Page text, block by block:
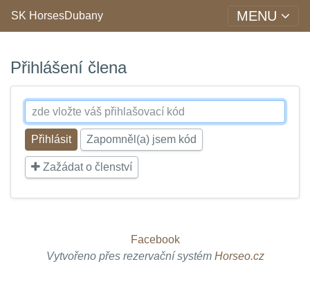
SK HorsesDubany MENU
Přihlášení člena
Zapomněl(a) jsem kód
Zažádat o členství
Facebook
Vytvořeno přes rezervační systém Horseo.cz